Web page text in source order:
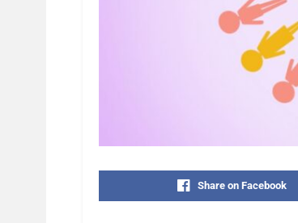
Share on Facebook